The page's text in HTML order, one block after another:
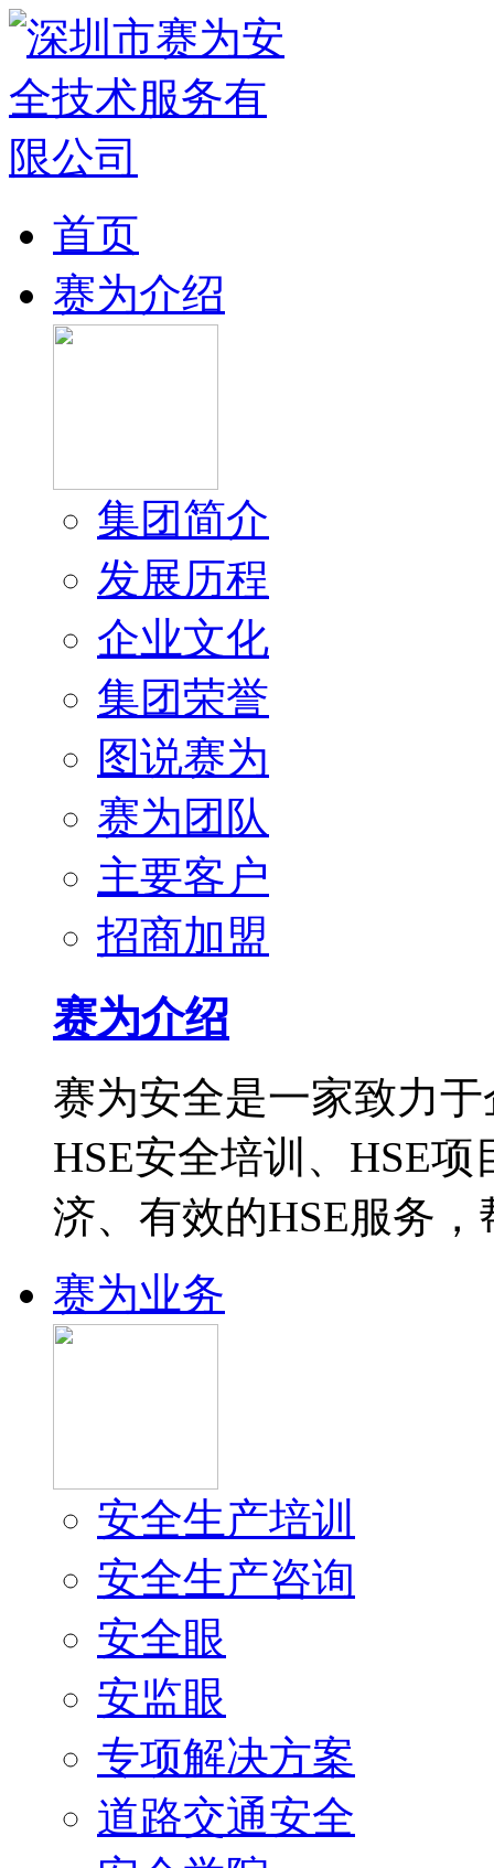
首页
赛为介绍
集团简介
发展历程
企业文化
集团荣誉
图说赛为
赛为团队
主要客户
招商加盟
赛为介绍
赛为安全是一家致力
HSE安全培训、HSE
济、有效的HSE服务
赛为业务
安全生产培训
安全生产咨询
安全眼
安监眼
专项解决方案
道路交通安全